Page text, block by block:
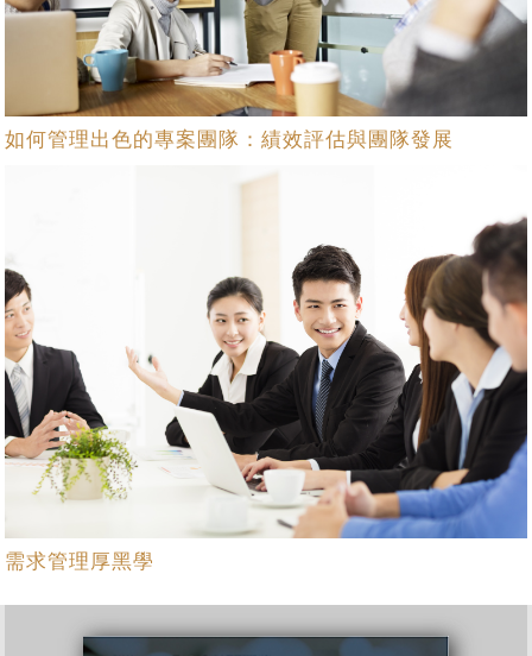
如何管理出色的專案團隊：績效評估與團隊發展
需求管理厚黑學